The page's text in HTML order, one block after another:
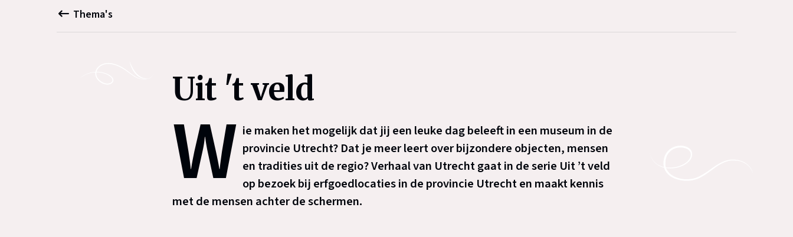
Thema's
Uit 't veld
W ie maken het mogelijk dat jij een leuke dag beleeft in een museum in de
provincie Utrecht? Dat je meer leert over bijzondere objecten, mensen
en tradities uit de regio? Verhaal van Utrecht gaat in de serie Uit ’t veld
op bezoek bij erfgoedlocaties in de provincie Utrecht en maakt kennis
met de mensen achter de schermen.